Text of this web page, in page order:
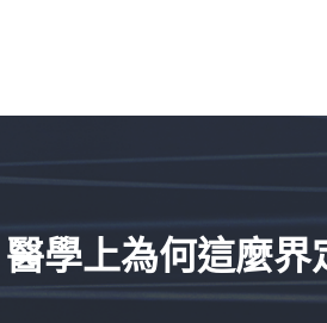
學上為何這麼界